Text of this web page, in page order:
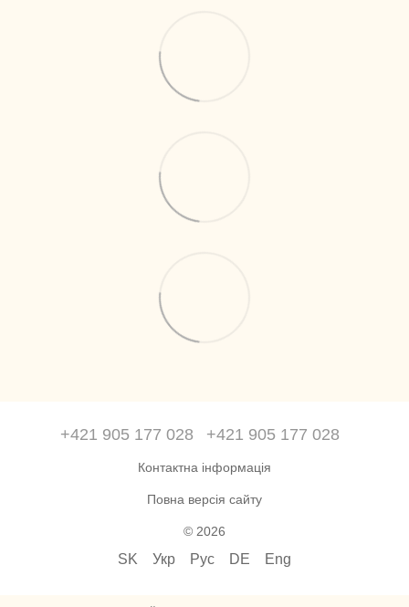
+421 905 177 028 +421 905 177 028
Контактна інформація
Повна версія сайту
© 2026
SK Укр Рус DE Eng